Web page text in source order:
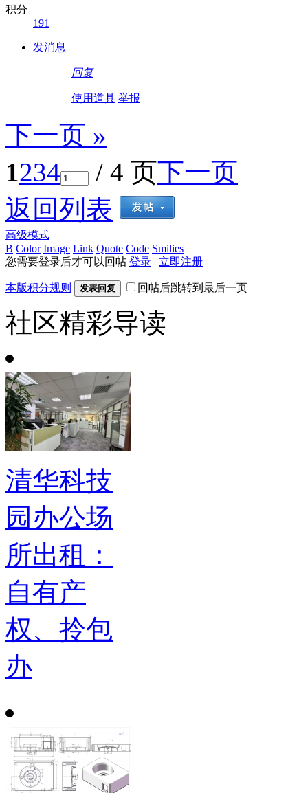
积分
191
发消息
回复
使用道具 举报
下一页 »
1234 / 4 页下一页
返回列表
高级模式
B Color Image Link Quote Code Smilies
您需要登录后才可以回帖 登录 | 立即注册
本版积分规则 发表回复 回帖后跳转到最后一页
社区精彩导读
清华科技
园办公场
所出租：
自有产
权、拎包
办